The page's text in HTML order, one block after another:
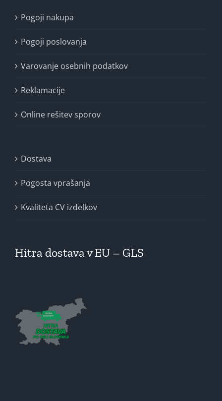
Pogoji nakupa
Pogoji poslovanja
Varovanje osebnih podatkov
Reklamacije
Online rešitev sporov
Dostava
Pogosta vprašanja
Kvaliteta CV izdelkov
Hitra dostava v EU – GLS